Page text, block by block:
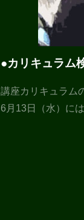
●カリキュラム
講座カリキュラム
6月13日（水）に